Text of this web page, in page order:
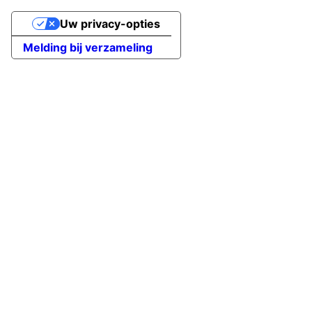
Melding bij verzameling
Uw privacy-opties